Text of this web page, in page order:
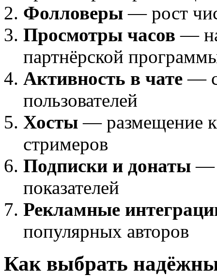
Фолловеры — рост
Просмотры часов —
партнёрской
Активность в чате —
пользователей
Хосты — размещение
стримеров
Подписки и донаты —
показателей
Рекламные
популярных авторов
Как выбрать